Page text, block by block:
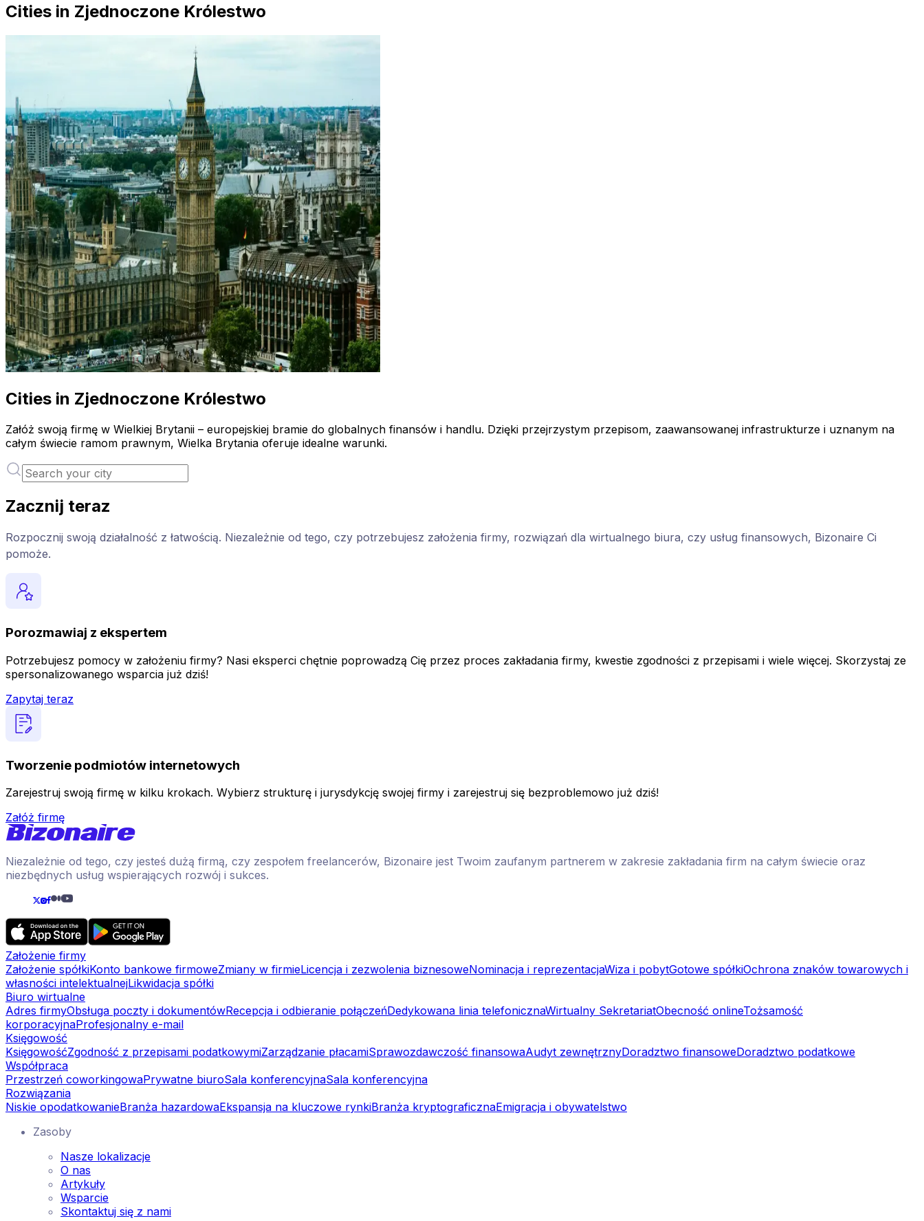
Cities in Zjednoczone Królestwo
Cities in Zjednoczone Królestwo
Załóż swoją firmę w Wielkiej Brytanii – europejskiej bramie do globalnych finansów i handlu. Dzięki przejrzystym przepisom, zaawansowanej infrastrukturze i uznanym na
całym świecie ramom prawnym, Wielka Brytania oferuje idealne warunki.
Zacznij teraz
Rozpocznij swoją działalność z łatwością. Niezależnie od tego, czy potrzebujesz założenia firmy, rozwiązań dla wirtualnego biura, czy usług finansowych, Bizonaire Ci
pomoże.
Porozmawiaj z ekspertem
Potrzebujesz pomocy w założeniu firmy? Nasi eksperci chętnie poprowadzą Cię przez proces zakładania firmy, kwestie zgodności z przepisami i wiele więcej. Skorzystaj ze
spersonalizowanego wsparcia już dziś!
Zapytaj teraz
Tworzenie podmiotów internetowych
Zarejestruj swoją firmę w kilku krokach. Wybierz strukturę i jurysdykcję swojej firmy i zarejestruj się bezproblemowo już dziś!
Załóż firmę
Niezależnie od tego, czy jesteś dużą firmą, czy zespołem freelancerów, Bizonaire jest Twoim zaufanym partnerem w zakresie zakładania firm na całym świecie oraz
niezbędnych usług wspierających rozwój i sukces.
Założenie firmy
Założenie spółkiKonto bankowe firmoweZmiany w firmieLicencja i zezwolenia biznesoweNominacja i reprezentacjaWiza i pobytGotowe spółkiOchrona znaków towarowych i
własności intelektualnejLikwidacja spółki
Biuro wirtualne
Adres firmyObsługa poczty i dokumentówRecepcja i odbieranie połączeńDedykowana linia telefonicznaWirtualny SekretariatObecność onlineTożsamość
korporacyjnaProfesjonalny e-mail
Księgowość
KsięgowośćZgodność z przepisami podatkowymiZarządzanie płacamiSprawozdawczość finansowaAudyt zewnętrznyDoradztwo finansoweDoradztwo podatkowe
Współpraca
Przestrzeń coworkingowaPrywatne biuroSala konferencyjnaSala konferencyjna
Rozwiązania
Niskie opodatkowanieBranża hazardowaEkspansja na kluczowe rynkiBranża kryptograficznaEmigracja i obywatelstwo
Zasoby
Nasze lokalizacje
O nas
Artykuły
Wsparcie
Skontaktuj się z nami